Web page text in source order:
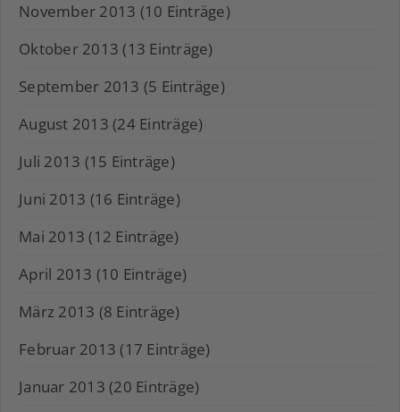
November 2013 (10 Einträge)
Oktober 2013 (13 Einträge)
September 2013 (5 Einträge)
August 2013 (24 Einträge)
Juli 2013 (15 Einträge)
Juni 2013 (16 Einträge)
Mai 2013 (12 Einträge)
April 2013 (10 Einträge)
März 2013 (8 Einträge)
Februar 2013 (17 Einträge)
Januar 2013 (20 Einträge)